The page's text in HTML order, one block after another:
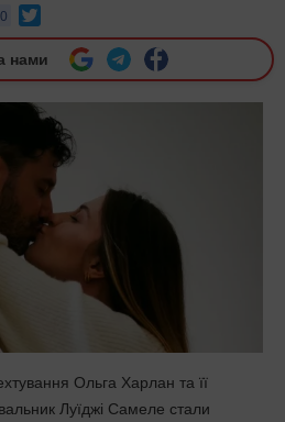
нами
Ольга Харлан та її
Луїджі Самеле стали